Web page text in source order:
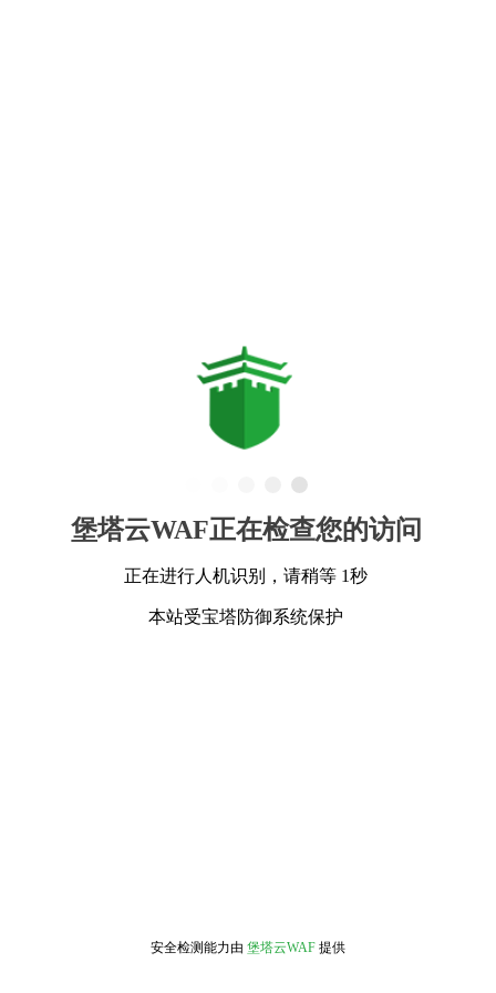
堡塔云WAF正在检查您的访问
正在进行人机识别，请稍等 1秒
本站受宝塔防御系统保护
安全检测能力由 堡塔云WAF 提供